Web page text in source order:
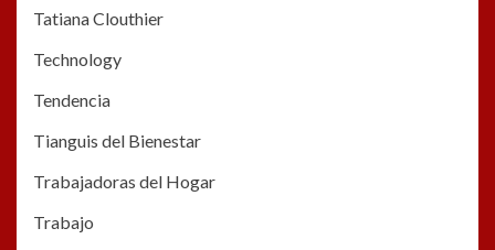
Tatiana Clouthier
Technology
Tendencia
Tianguis del Bienestar
Trabajadoras del Hogar
Trabajo